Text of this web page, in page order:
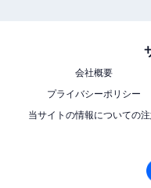
会社概要
プライバシーポリシー
当サイトの情報についての